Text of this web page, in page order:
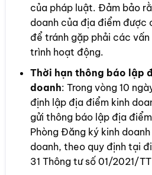
của pháp luật. Đảm bảo
doanh của địa điểm được
để tránh gặp phải các
trình hoạt động.
Thời hạn thông báo lập
doanh: Trong vòng 10
định lập địa điểm kinh
gửi thông báo lập địa
Phòng Đăng ký kinh
doanh, theo quy định tại
31 Thông tư số 01/2021/